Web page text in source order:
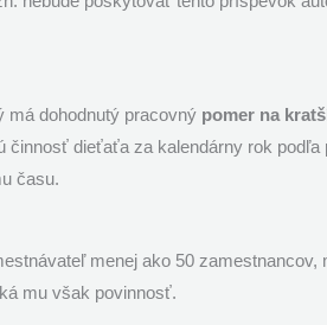
má dohodnutý pracovný pomer na
činnosť dieťaťa za kalendárny rok
času.
menej ako 50
mu však povinnosť.